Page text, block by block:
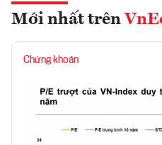
Mới nhất trên
Chứng khoán